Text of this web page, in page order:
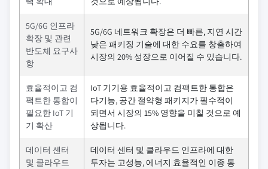
5G/6G 인프라
확장 및 관련
반도체 요구사
항
5G/6G 네트워크 확장은 더 빠른, 지연 시간
낮은 패키징 기술에 대한 수요를 창출하여
시장의 20% 성장으로 이어질 수 있습니다.
효율적이고 컴
팩트한 통합이
필요한 IoT 기
기 확산
IoT 기기용 효율적이고 컴팩트한 통합은
다기능, 공간 절약형 패키지가 필수적이
되면서 시장의 15% 영향을 미칠 것으로 예
상됩니다.
데이터 센터
및 클라우드
데이터 센터 및 클라우드 인프라에 대한
투자는 고성능, 에너지 효율적인 이종 통